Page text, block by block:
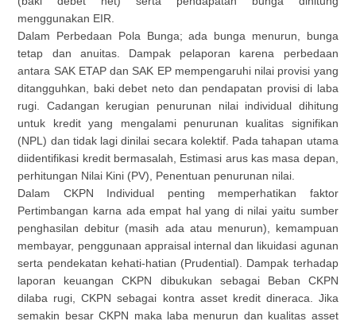
menggunakan EIR.
Dalam Perbedaan Pola Bunga; ada bunga menurun, bunga
tetap dan anuitas. Dampak pelaporan karena perbedaan
antara SAK ETAP dan SAK EP mempengaruhi nilai provisi yang
ditangguhkan, baki debet neto dan pendapatan provisi di laba
rugi. Cadangan kerugian penurunan nilai individual dihitung
untuk kredit yang mengalami penurunan kualitas signifikan
(NPL) dan tidak lagi dinilai secara kolektif. Pada tahapan utama
diidentifikasi kredit bermasalah, Estimasi arus kas masa depan,
perhitungan Nilai Kini (PV), Penentuan penurunan nilai.
Dalam CKPN Individual penting memperhatikan faktor
Pertimbangan karna ada empat hal yang di nilai yaitu sumber
penghasilan debitur (masih ada atau menurun), kemampuan
membayar, penggunaan appraisal internal dan likuidasi agunan
serta pendekatan kehati-hatian (Prudential). Dampak terhadap
laporan keuangan CKPN dibukukan sebagai Beban CKPN
dilaba rugi, CKPN sebagai kontra asset kredit dineraca. Jika
semakin besar CKPN maka laba menurun dan kualitas asset